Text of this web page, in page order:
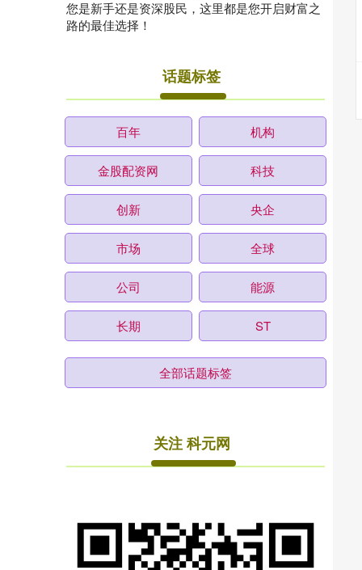
您是新手还是资深股民，这里都是您开启财富之
路的最佳选择！
话题标签
百年 机构
金股配资网 科技
创新 央企
市场 全球
公司 能源
长期 ST
全部话题标签
关注 科元网